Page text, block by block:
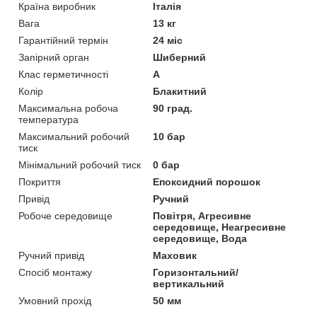
Країна виробник
Італія
Вага
13 кг
Гарантійний термін
24 міс
Запірний орган
Шиберний
Клас герметичності
А
Колір
Блакитний
Максимальна робоча
температура
90 град.
Максимальний робочий
тиск
10 бар
Мінімальний робочий тиск
0 бар
Покриття
Епоксидний порошок
Привід
Ручний
Робоче середовище
Повітря, Агресивне
середовище, Неагресивне
середовище, Вода
Ручний привід
Маховик
Спосіб монтажу
Горизонтальний/
вертикальний
Умовний прохід
50 мм